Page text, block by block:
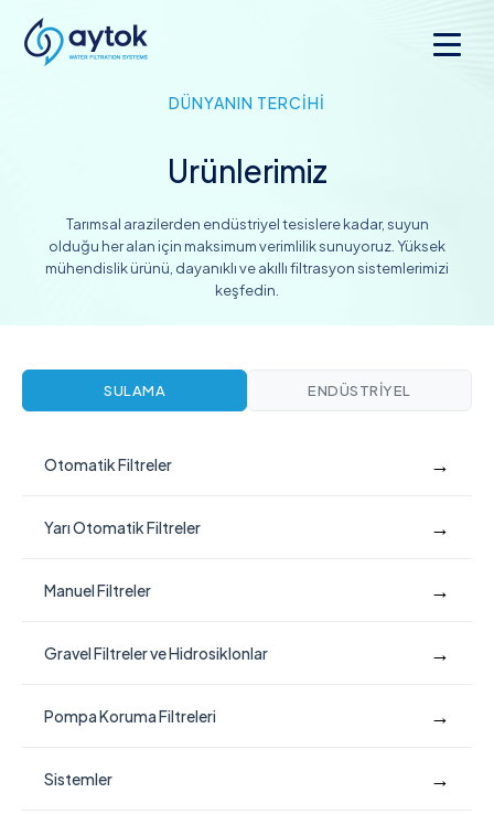
DÜNYANIN TERCİHİ
Ürünlerimiz
Tarımsal arazilerden endüstriyel tesislere kadar, suyun
olduğu her alan için maksimum verimlilik sunuyoruz. Yüksek
mühendislik ürünü, dayanıklı ve akıllı filtrasyon sistemlerimizi
keşfedin.
SULAMA ENDÜSTRIYEL
Otomatik Filtreler →
Yarı Otomatik Filtreler →
Manuel Filtreler →
Gravel Filtreler ve Hidrosiklonlar →
Pompa Koruma Filtreleri →
Sistemler →